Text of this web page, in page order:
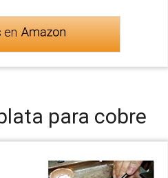
en
para cobre